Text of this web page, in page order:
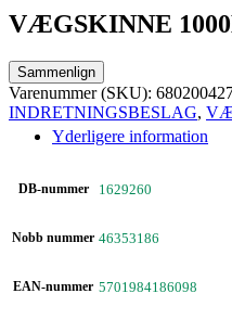
VÆGSKINNE
Sammenlign
Varenummer (SKU):
INDRETNINGSBESLAG,
Yderligere information
DB-nummer 1629260
Nobb nummer 46353186
EAN-nummer 5701984186098